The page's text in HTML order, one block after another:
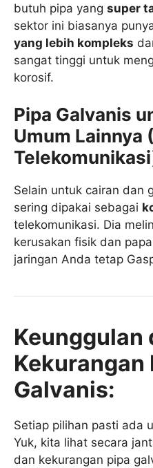
butuh pipa yang super
sektor ini biasanya
yang lebih kompleks
sangat tinggi untuk
korosif.
Pipa Galvanis
Umum Lainnya
Selain untuk cairan dan
sering dipakai sebagai
telekomunikasi. Dia
kerusakan fisik dan
jaringan Anda tetap
Keunggulan
Kekurangan
Galvanis:
Setiap pilihan pasti ada
Yuk, kita lihat secara
dan kekurangan pipa